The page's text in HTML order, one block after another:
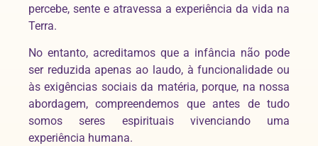
percebe, sente e atravessa a experiência da vida na
Terra.
No entanto, acreditamos que a infância não pode
ser reduzida apenas ao laudo, à funcionalidade ou
às exigências sociais da matéria, porque, na nossa
abordagem, compreendemos que antes de tudo
somos seres espirituais vivenciando uma
experiência humana.